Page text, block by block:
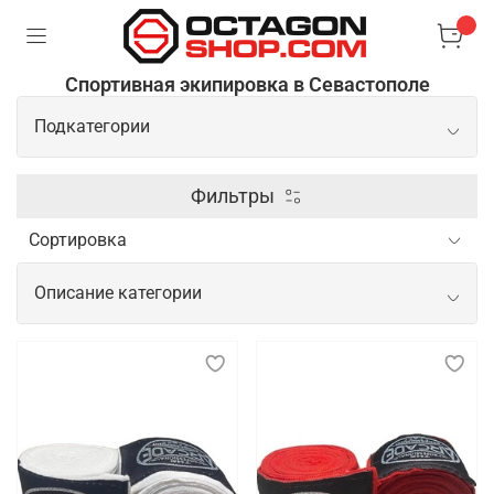
Спортивная экипировка в Севастополе
Подкатегории
Защита
Фильтры
Описание категории
тренировок, показательных
Спортивная экипировка играет важнейшую роль в
обеспечении безопасности, комфорта и